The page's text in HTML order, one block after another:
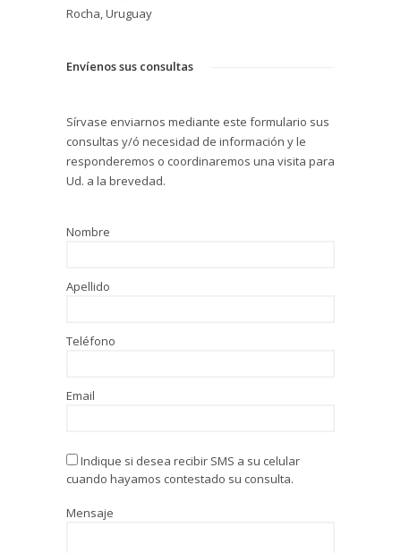
Rocha, Uruguay
Envíenos sus consultas
Sírvase enviarnos mediante este formulario sus
consultas y/ó necesidad de información y le
responderemos o coordinaremos una visita para
Ud. a la brevedad.
Nombre
Apellido
Teléfono
Email
Indique si desea recibir SMS a su celular
cuando hayamos contestado su consulta.
Mensaje